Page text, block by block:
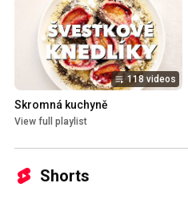
118 videos
Skromná kuchyně
View full playlist
Shorts